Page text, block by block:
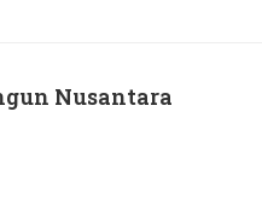
Nusantara